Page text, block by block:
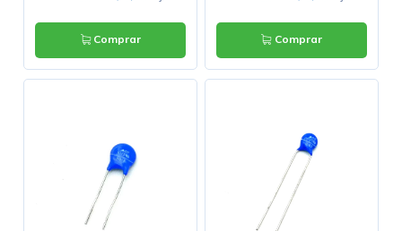
Comprar Comprar